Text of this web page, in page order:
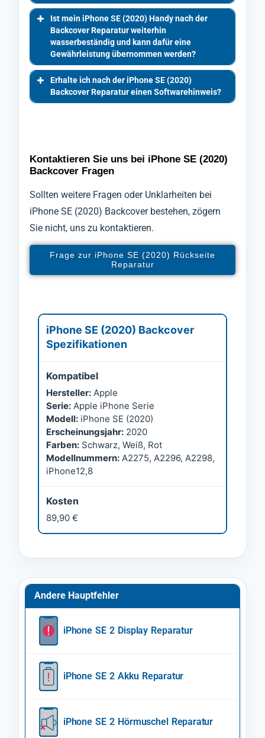
Ist mein iPhone SE (2020) Handy nach der
Backcover Reparatur weiterhin
wasserbeständig und kann dafür eine
Gewährleistung übernommen werden?
Erhalte ich nach der iPhone SE (2020)
Backcover Reparatur einen Softwarehinweis?
Kontaktieren Sie uns bei iPhone SE (2020)
Backcover Fragen
Sollten weitere Fragen oder Unklarheiten bei
iPhone SE (2020) Backcover bestehen, zögern
Sie nicht, uns zu kontaktieren.
Frage zur iPhone SE (2020) Rückseite
Reparatur
iPhone SE (2020) Backcover
Spezifikationen
Kompatibel
Hersteller: Apple
Serie: Apple iPhone Serie
Modell: iPhone SE (2020)
Erscheinungsjahr: 2020
Farben: Schwarz, Weiß, Rot
Modellnummern: A2275, A2296, A2298,
iPhone12,8
Kosten
89,90 €
Andere Hauptfehler
iPhone SE 2 Display Reparatur
iPhone SE 2 Akku Reparatur
iPhone SE 2 Hörmuschel Reparatur